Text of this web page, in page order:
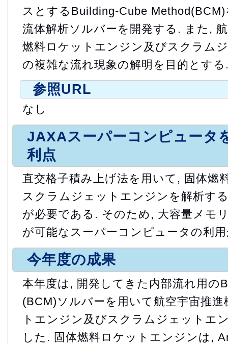
スとするBuilding-Cube
流体解析ソルバーを開発する. また,
燃料ロケットエンジン及びスクラム
の複雑な流れ現象の解明を目的とする
参照URL
なし
JAXAスーパーコンピュータ
利点
直交格子積み上げ法を用いて, 固体燃
スクラムジェットエンジンを解析す
が必要である. そのため, 大容量メモ
が可能なスーパーコンピュータの利
今年度の成果
本年度は, 開発してきた内部流れ用の
(BCM)ソルバーを用いて航空宇宙推
トエンジン及びスクラムジェットエ
した. 固体燃料ロケットエンジンは,